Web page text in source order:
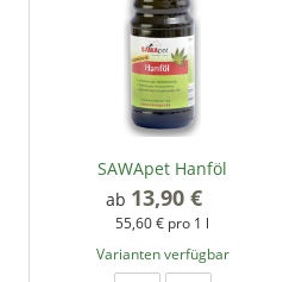
SAWApet Hanföl
ab 13,90 €
55,60 € pro 1 l
Varianten verfügbar